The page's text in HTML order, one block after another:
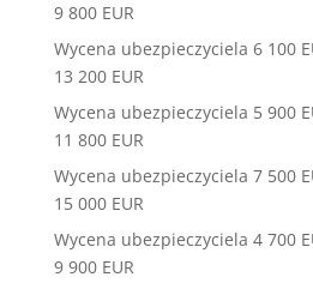
9 800 EUR
Wycena ubezpieczyciela 6 100
13 200 EUR
Wycena ubezpieczyciela 5 900
11 800 EUR
Wycena ubezpieczyciela 7 500
15 000 EUR
Wycena ubezpieczyciela 4 700
9 900 EUR